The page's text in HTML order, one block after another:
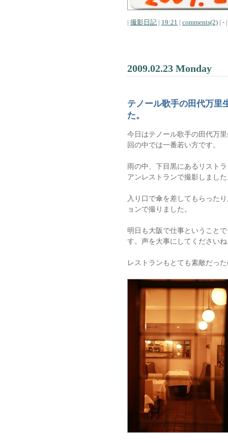
| 撮影日記 | 19:21 | comments(2) | - |
2009.02.23 Monday
テノール歌手の田代万里
た。
今日はテノール歌手の田代万
回の中では一番若い方です。
雨の中、下目黒にあるリスト
アンレストランで撮影しまし
入り口で傘を差してもらった
ョンで撮りました。
明日も大阪で仕事ということ
す。声を大事にしてください
レストランもとても素敵だっ